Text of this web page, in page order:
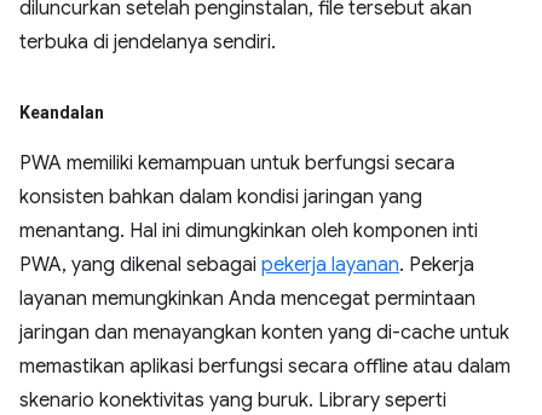
diluncurkan setelah penginstalan, file tersebut akan
terbuka di jendelanya sendiri.
Keandalan
PWA memiliki kemampuan untuk berfungsi secara
konsisten bahkan dalam kondisi jaringan yang
menantang. Hal ini dimungkinkan oleh komponen inti
PWA, yang dikenal sebagai pekerja layanan. Pekerja
layanan memungkinkan Anda mencegat permintaan
jaringan dan menayangkan konten yang di-cache untuk
memastikan aplikasi berfungsi secara offline atau dalam
skenario konektivitas yang buruk. Library seperti